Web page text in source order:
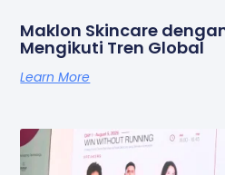
Maklon Skincare
Mengikuti Tren Global
Learn More